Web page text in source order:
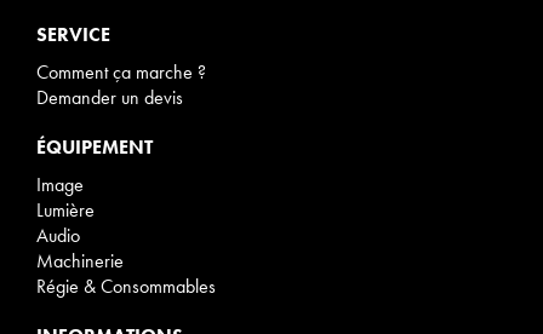
SERVICE
Comment ça marche ?
Demander un devis
ÉQUIPEMENT
Image
Lumière
Audio
Machinerie
Régie & Consommables